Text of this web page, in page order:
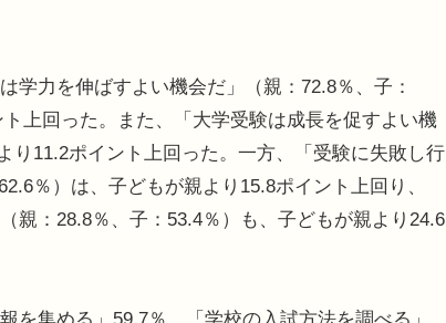
力を伸ばすよい機会だ」（親：72.8％、子：
上回った。また、「大学受験は成長を促すよい機
り11.2ポイント上回った。一方、「受験に失敗し行
％）は、子どもが親より15.8ポイント上回り、
親：28.8％、子：53.4％）も、子どもが親より24.6